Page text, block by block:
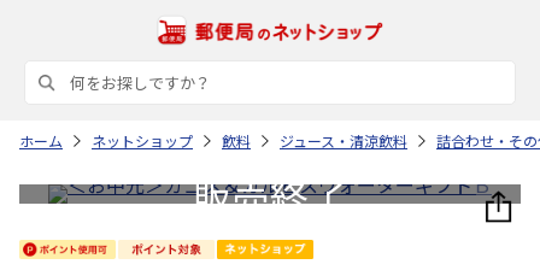
ホーム ネットショップ 飲料 ジュース・清涼飲料 詰合わせ・そ